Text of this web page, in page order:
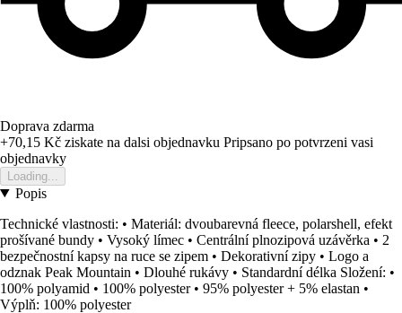
Doprava zdarma
+70,15 Kč ziskate na dalsi objednavku Pripsano po potvrzeni vasi
objednavky
Loading...
Popis
Technické vlastnosti: • Materiál: dvoubarevná fleece, polarshell, efekt
prošívané bundy • Vysoký límec • Centrální plnozipová uzávěrka • 2
bezpečnostní kapsy na ruce se zipem • Dekorativní zipy • Logo a
odznak Peak Mountain • Dlouhé rukávy • Standardní délka Složení: •
100% polyamid • 100% polyester • 95% polyester + 5% elastan •
Výplň: 100% polyester